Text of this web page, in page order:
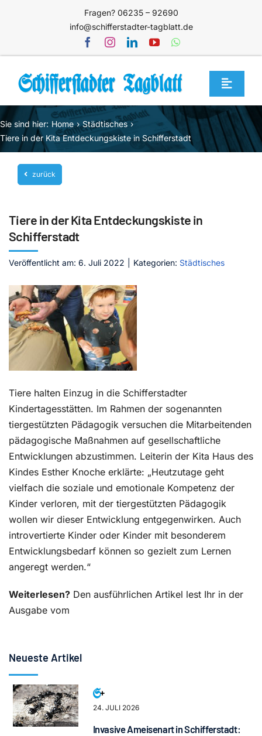
Fragen? 06235 – 92690
info@schifferstadter-tagblatt.de
Toggle
Home
Themen
Blog
Unternehmen
Mediathek
Jetzt abonnieren
Sie sind hier: Home
Städtisches
Tiere in der Kita Entdeckungskiste in Schifferstadt
zurück
Tiere in der Kita Entdeckungskiste in
Schifferstadt
Veröffentlicht am: 6. Juli 2022 Kategorien: Städtisches
Tiere halten Einzug in die Schifferstadter
Kindertagesstätten. Im Rahmen der sogenannten
tiergestützten Pädagogik versuchen die Mitarbeitenden
pädagogische Maßnahmen auf gesellschaftliche
Entwicklungen abzustimmen. Leiterin der Kita Haus des
Kindes Esther Knoche erklärte: „Heutzutage geht
vielfach die soziale und emotionale Kompetenz der
Kinder verloren, mit der tiergestützten Pädagogik
wollen wir dieser Entwicklung entgegenwirken. Auch
introvertierte Kinder oder Kinder mit besonderem
Entwicklungsbedarf können so gezielt zum Lernen
angeregt werden.“
Weiterlesen? Den ausführlichen Artikel lest Ihr in der
Ausgabe vom
Neueste Artikel
24. JULI 2026
Invasive Ameisenart in Schifferstadt: